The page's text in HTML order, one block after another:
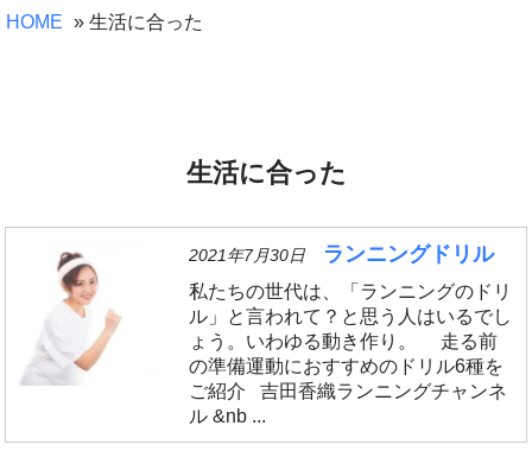
HOME » 生活に合った
生活に合った
2021年7月30日 ランニングドリル
私たちの世代は、「ランニングのドリ
ル」と言われて？と思う人はいるでし
ょう。いわゆる動き作り。 走る前
の準備運動におすすめのドリル6種を
ご紹介 吉田香織ランニングチャンネ
ル &nb ...